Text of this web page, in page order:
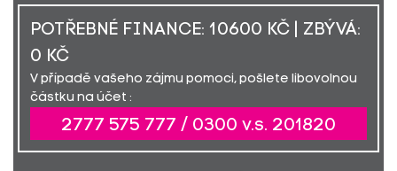
POTŘEBNÉ FINANCE: 10600 KČ | ZBÝVÁ:
0 KČ
V případě vašeho zájmu pomoci, pošlete libovolnou
částku na účet :
2777 575 777 / 0300 v.s. 201820